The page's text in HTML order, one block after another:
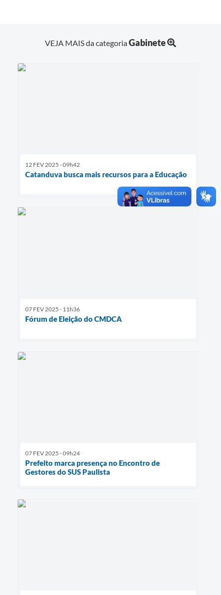
VEJA MAIS da categoriaGabinete
12 FEV 2025 - 09h42
Catanduva busca mais recursos para a Educação
07 FEV 2025 - 11h36
Fórum de Eleição do CMDCA
07 FEV 2025 - 09h24
Prefeito marca presença no Encontro de
Gestores do SUS Paulista